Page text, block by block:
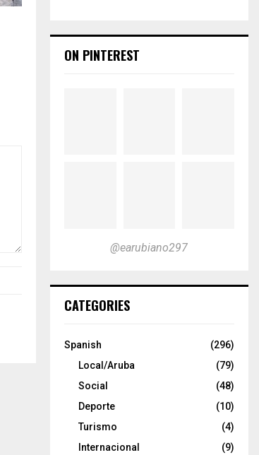
ON PINTEREST
@earubiano297
CATEGORIES
Spanish
(296)
Local/Aruba
(79)
Social
(48)
Deporte
(10)
Turismo
(4)
Internacional
(9)